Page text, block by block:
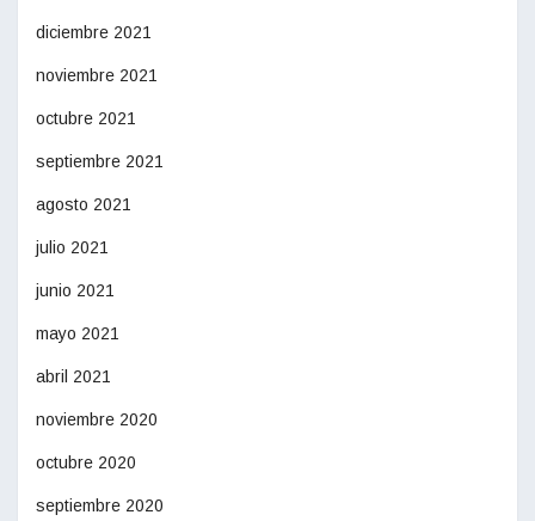
diciembre 2021
noviembre 2021
octubre 2021
septiembre 2021
agosto 2021
julio 2021
junio 2021
mayo 2021
abril 2021
noviembre 2020
octubre 2020
septiembre 2020